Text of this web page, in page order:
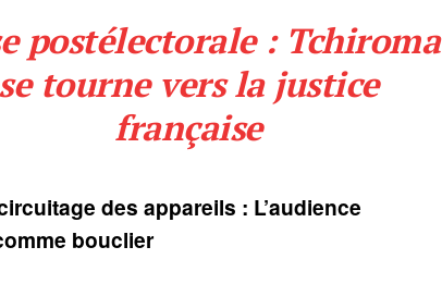
postélectorale : Tchiroma
se tourne vers la justice
française
des appareils : L’audience
bouclier